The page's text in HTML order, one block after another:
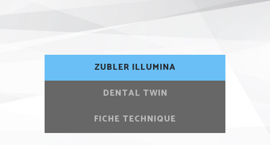
ZUBLER ILLUMINA
DENTAL TWIN
FICHE TECHNIQUE